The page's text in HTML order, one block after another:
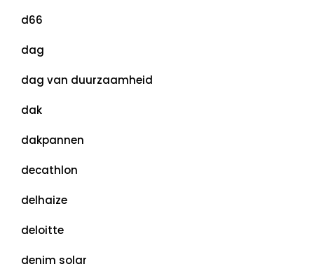
d66
dag
dag van duurzaamheid
dak
dakpannen
decathlon
delhaize
deloitte
denim solar